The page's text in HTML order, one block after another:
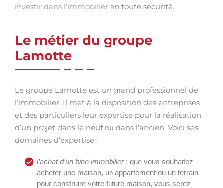
investir dans l’immobilier en toute sécurité.
Le métier du groupe
Lamotte
Le groupe Lamotte est un grand professionnel de
l’immobilier. Il met à la disposition des entreprises
et des particuliers leur expertise pour la réalisation
d’un projet dans le neuf ou dans l’ancien. Voici ses
domaines d’expertise :
l’achat d’un bien immobilier: que vous souhaitez
acheter une maison, un appartement ou un terrain
pour construire votre future maison, vous serez